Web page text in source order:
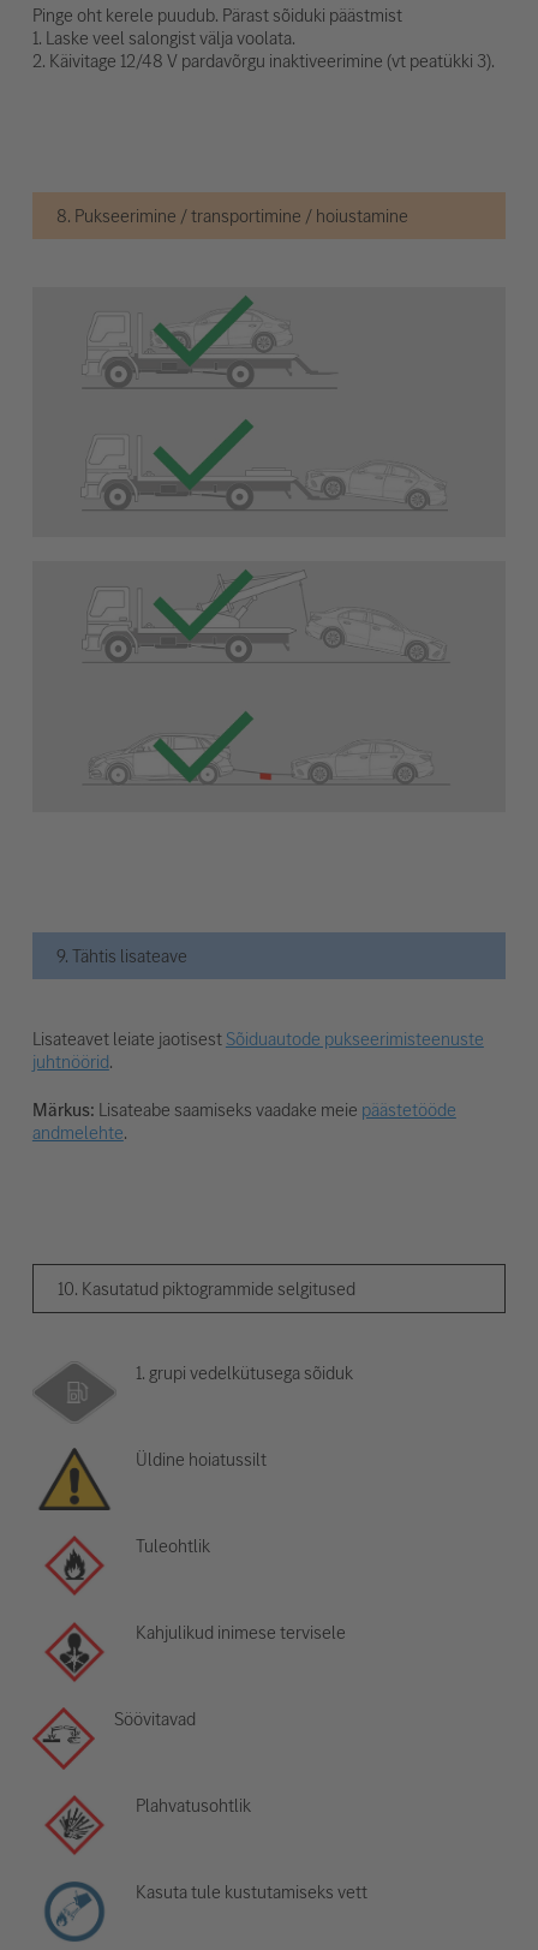
Pinge oht kerele puudub. Pärast sõiduki päästmist
1. Laske veel salongist välja voolata.
2. Käivitage 12/48 V pardavõrgu inaktiveerimine (vt peatükki 3).
8. Pukseerimine / transportimine / hoiustamine
9. Tähtis lisateave
Lisateavet leiate jaotisestSõiduautode pukseerimisteenuste
juhtnöörid.
Märkus: Lisateabe saamiseks vaadake meie päästetööde
andmelehte.
10. Kasutatud piktogrammide selgitused
1. grupi vedelkütusega sõiduk
Üldine hoiatussilt
Tuleohtlik
Kahjulikud inimese tervisele
Söövitavad
Plahvatusohtlik
Kasuta tule kustutamiseks vett